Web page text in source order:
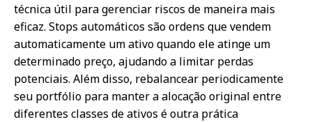
técnica útil para gerenciar riscos de maneira mais
eficaz. Stops automáticos são ordens que vendem
automaticamente um ativo quando ele atinge um
determinado preço, ajudando a limitar perdas
potenciais. Além disso, rebalancear periodicamente
seu portfólio para manter a alocação original entre
diferentes classes de ativos é outra prática